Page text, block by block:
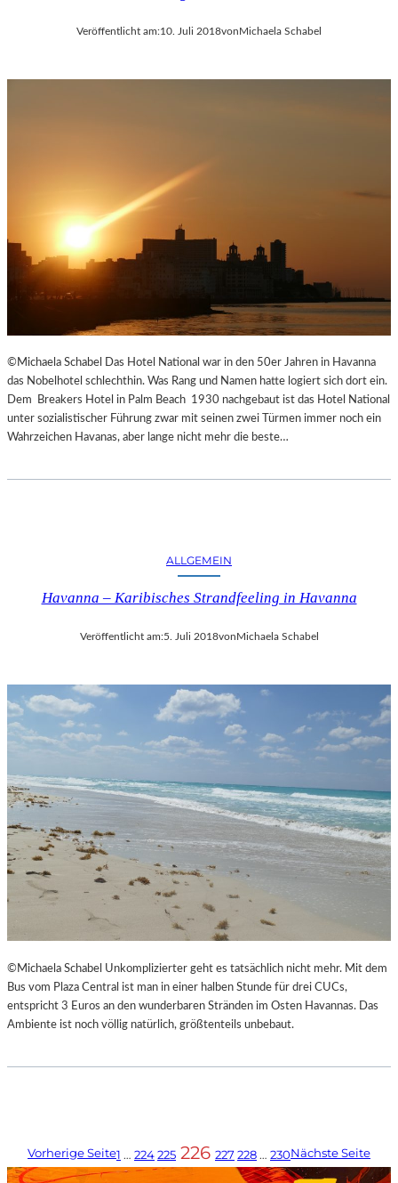
Veröffentlicht am:10. Juli 2018vonMichaela Schabel
©Michaela Schabel Das Hotel National war in den 50er Jahren in Havanna
das Nobelhotel schlechthin. Was Rang und Namen hatte logiert sich dort ein.
Dem Breakers Hotel in Palm Beach 1930 nachgebaut ist das Hotel National
unter sozialistischer Führung zwar mit seinen zwei Türmen immer noch ein
Wahrzeichen Havanas, aber lange nicht mehr die beste…
ALLGEMEIN
Havanna – Karibisches Strandfeeling in Havanna
Veröffentlicht am:5. Juli 2018von Michaela Schabel
©Michaela Schabel Unkomplizierter geht es tatsächlich nicht mehr. Mit dem
Bus vom Plaza Central ist man in einer halben Stunde für drei CUCs,
entspricht 3 Euros an den wunderbaren Stränden im Osten Havannas. Das
Ambiente ist noch völlig natürlich, größtenteils unbebaut.
Vorherige Seite1 … 224225 226 227228… 230Nächste Seite